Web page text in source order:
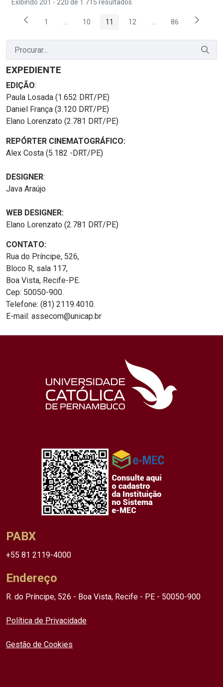
Exibindo 201 - 220 de 1.715 resultados.
Página
1 ...Páginas intermediárias Usar ABA para navegar.
Página
10 Página
11 Página
12 ...PáginasPágina
86
EXPEDIENTE
EDIÇÃO:
Paula Losada (1.652 DRT/PE)
Daniel França (3.120 DRT/PE)
Elano Lorenzato (2.781 DRT/PE)
REPÓRTER CINEMATOGRÁFICO:
Alex Costa (5.182 -DRT/PE)
DESIGNER:
Java Araújo
WEB DESIGNER:
Elano Lorenzato (2.781 DRT/PE)
CONTATO:
Rua do Príncipe, 526,
Bloco R, sala 117,
Boa Vista, Recife-PE.
Cep: 50050-900.
Telefone: (81) 2119.4010.
E-mail: assecom@unicap.br
PABX
+55 81 2119-4000
Endereço
R. do Príncipe, 526 - Boa Vista, Recife - PE - 50050-900
Política de Privacidade
Gestão de Cookies